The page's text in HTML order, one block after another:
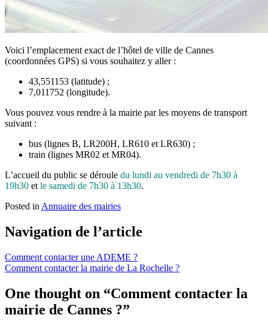
Voici l’emplacement exact de l’hôtel de ville de Cannes
(coordonnées GPS) si vous souhaitez y aller :
43,551153 (latitude) ;
7,011752 (longitude).
Vous pouvez vous rendre à la mairie par les moyens de transport
suivant :
bus (lignes B, LR200H, LR610 et LR630) ;
train (lignes MR02 et MR04).
L’accueil du public se déroule du lundi au vendredi de 7h30 à
19h30 et le samedi de 7h30 à 13h30.
Posted in Annuaire des mairies
Navigation de l’article
Comment contacter une ADEME ?
Comment contacter la mairie de La Rochelle ?
One thought on “Comment contacter la
mairie de Cannes ?”